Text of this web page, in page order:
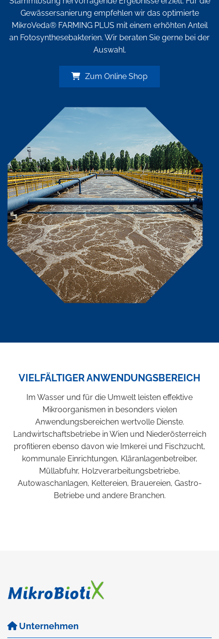
Gewässersanierung empfehlen wir das optimierte
MikroVeda® FARMING PLUS mit einem erhöhten Anteil
an Fotosynthesebakterien. Wir beraten Sie gerne bei der
Auswahl.
Zum Online Shop
VIELFÄLTIGER ANWENDUNGSBEREICH
Im Wasser und für die Umwelt leisten effektive
Mikroorganismen in besonders vielen
Anwendungsbereichen wertvolle Dienste.
Landwirtschaftsbetriebe in Wien und Niederösterreich
profitieren ebenso davon wie Imkerei und Fischzucht,
kommunale Einrichtungen, Kläranlagenbetreiber,
Müllabfuhr, Holzverarbeitungsbetriebe,
Autowaschanlagen, Keltereien, Brauereien, Gastro-
Betriebe und andere Branchen.
Unternehmen